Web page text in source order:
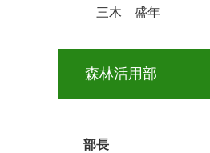
三木 盛年
森林活用部
部長